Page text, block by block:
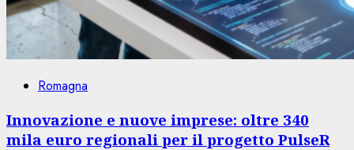
Romagna
Innovazione e nuove imprese: oltre 340
mila euro regionali per il progetto PulseR